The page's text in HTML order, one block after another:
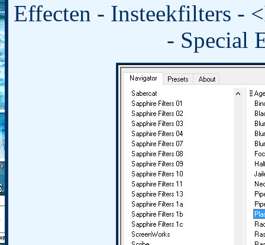
Effecten - Insteekfilters -
- Special